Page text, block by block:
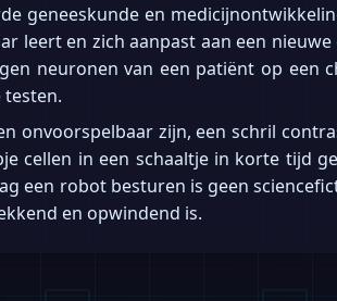
geneeskunde en
leert en zich aanpast aan een
neuronen van een patiënt op een
testen.
onvoorspelbaar zijn, een schril
cellen in een schaaltje in korte tijd
een robot besturen is geen
en opwindend is.